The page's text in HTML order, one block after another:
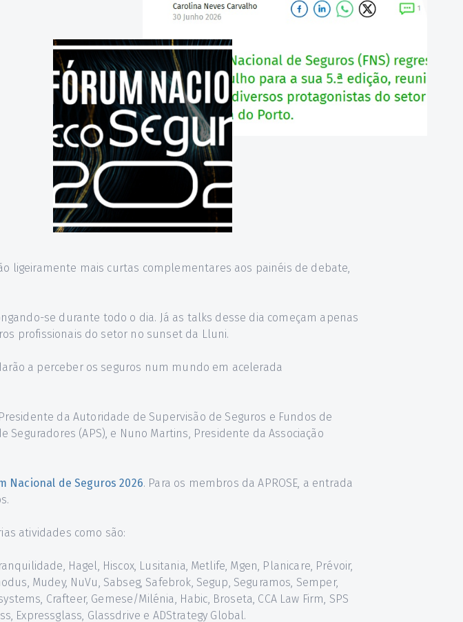
ligeiramente mais curtas complementares aos painéis de debate,
se durante todo o dia. Já as talks desse dia começam apenas
profissionais do setor no sunset da Lluni.
a perceber os seguros num mundo em acelerada
da Autoridade de Supervisão de Seguros e Fundos de
Seguradores (APS), e Nuno Martins, Presidente da Associação
Nacional de Seguros 2026. Para os membros da APROSE, a entrada
atividades como são:
Hagel, Hiscox, Lusitania, Metlife, Mgen, Planicare, Prévoir,
Mudey, NuVu, Sabseg, Safebrok, Segup, Seguramos, Semper,
Crafteer, Gemese/Milénia, Habic, Broseta, CCA Law Firm, SPS
Expressglass, Glassdrive e ADStrategy Global.